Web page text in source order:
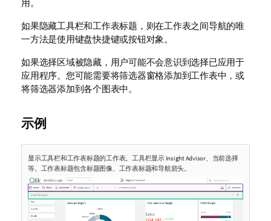
用。
如果隐藏工具栏和工作表标题，则在工作表之间导航的唯
一方法是使用键盘快捷键或按钮对象。
如果选择区域被隐藏，用户可能不会意识到选择已应用于
应用程序。您可能需要将筛选器窗格添加到工作表中，或
将筛选器添加到各个图表中。
示例
显示工具栏和工作表标题的工作表。工具栏显示 Insight Advisor、当前选择
等。工作表标题包含标题图像、工作表标题和导航箭头。